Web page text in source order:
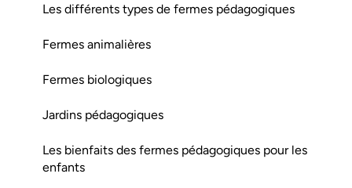
Les différents types de fermes pédagogiques
Fermes animalières
Fermes biologiques
Jardins pédagogiques
Les bienfaits des fermes pédagogiques pour les
enfants